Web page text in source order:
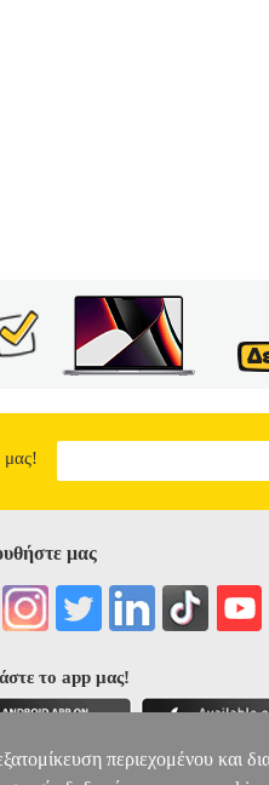
μας!
μας
το app μας!
περιεχομένου και